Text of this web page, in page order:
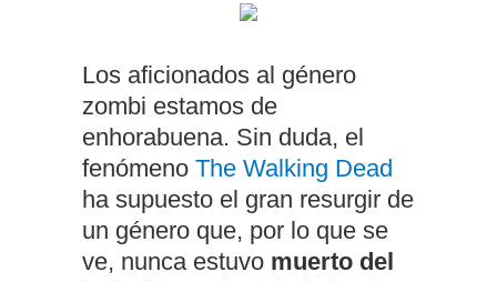
Los aficionados al género
zombi estamos de
enhorabuena. Sin duda, el
fenómeno The Walking Dead
ha supuesto el gran resurgir de
un género que, por lo que se
ve, nunca estuvo muerto del